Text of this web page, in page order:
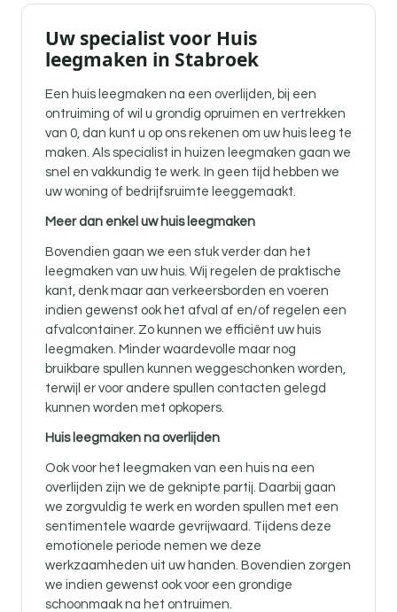
Uw specialist voor Huis
leegmaken in Stabroek
Een huis leegmaken na een overlijden, bij een
ontruiming of wil u grondig opruimen en vertrekken
van 0, dan kunt u op ons rekenen om uw huis leeg te
maken. Als specialist in huizen leegmaken gaan we
snel en vakkundig te werk. In geen tijd hebben we
uw woning of bedrijfsruimte leeggemaakt.
Meer dan enkel uw huis leegmaken
Bovendien gaan we een stuk verder dan het
leegmaken van uw huis. Wij regelen de praktische
kant, denk maar aan verkeersborden en voeren
indien gewenst ook het afval af en/of regelen een
afvalcontainer. Zo kunnen we efficiënt uw huis
leegmaken. Minder waardevolle maar nog
bruikbare spullen kunnen weggeschonken worden,
terwijl er voor andere spullen contacten gelegd
kunnen worden met opkopers.
Huis leegmaken na overlijden
Ook voor het leegmaken van een huis na een
overlijden zijn we de geknipte partij. Daarbij gaan
we zorgvuldig te werk en worden spullen met een
sentimentele waarde gevrijwaard. Tijdens deze
emotionele periode nemen we deze
werkzaamheden uit uw handen. Bovendien zorgen
we indien gewenst ook voor een grondige
schoonmaak na het ontruimen.